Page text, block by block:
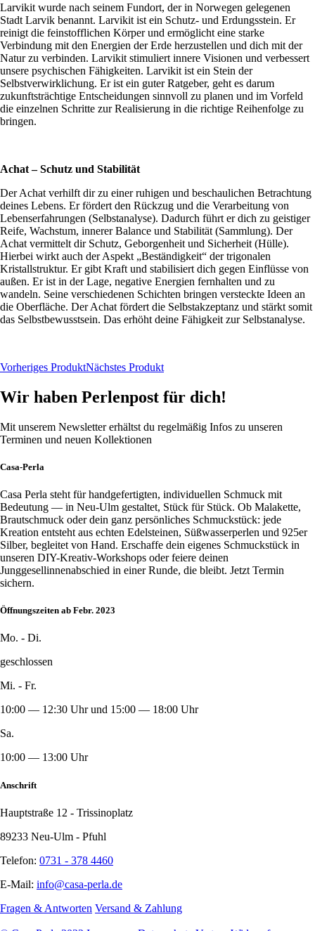
Larvikit wurde nach seinem Fundort, der in Norwegen gelegenen
Stadt Larvik benannt. Larvikit ist ein Schutz- und Erdungsstein. Er
reinigt die feinstofflichen Körper und ermöglicht eine starke
Verbindung mit den Energien der Erde herzustellen und dich mit der
Natur zu verbinden. Larvikit stimuliert innere Visionen und verbessert
unsere psychischen Fähigkeiten. Larvikit ist ein Stein der
Selbstverwirklichung. Er ist ein guter Ratgeber, geht es darum
zukunftsträchtige Entscheidungen sinnvoll zu planen und im Vorfeld
die einzelnen Schritte zur Realisierung in die richtige Reihenfolge zu
bringen.
Achat – Schutz und Stabilität
Der Achat verhilft dir zu einer ruhigen und beschaulichen Betrachtung
deines Lebens. Er fördert den Rückzug und die Verarbeitung von
Lebenserfahrungen (Selbstanalyse). Dadurch führt er dich zu geistiger
Reife, Wachstum, innererBalance und Stabilität (Sammlung). Der
Achat vermittelt dirSchutz, Geborgenheit und Sicherheit (Hülle).
Hierbei wirkt auch der Aspekt „Beständigkeit“ der trigonalen
Kristallstruktur. Er gibt Kraft und stabilisiert dich gegen Einflüsse von
außen. Er ist in der Lage, negative Energien fernhalten und zu
wandeln. Seine verschiedenen Schichten bringen versteckte Ideen an
die Oberfläche. Der Achat fördert die Selbstakzeptanz und stärkt somit
das Selbstbewusstsein. Das erhöht deine Fähigkeit zur Selbstanalyse.
Vorheriges ProduktNächstes Produkt
Wir haben Perlenpost für dich!
Mit unserem Newsletter erhältst du regelmäßig Infos zu unseren
Terminen und neuen Kollektionen
Casa-Perla
Casa Perla steht für handgefertigten, individuellen Schmuck mit
Bedeutung — in Neu-Ulm gestaltet, Stück für Stück. Ob Malakette,
Brautschmuck oder dein ganz persönliches Schmuckstück: jede
Kreation entsteht aus echten Edelsteinen, Süßwasserperlen und 925er
Silber, begleitet von Hand. Erschaffe dein eigenes Schmuckstück in
unseren DIY-Kreativ-Workshops oder feiere deinen
Junggesellinnenabschied in einer Runde, die bleibt. Jetzt Termin
sichern.
Öffnungszeiten ab Febr. 2023
Mo. - Di.
geschlossen
Mi. - Fr.
10:00 — 12:30 Uhr und 15:00 — 18:00 Uhr
Sa.
10:00 — 13:00 Uhr
Anschrift
Hauptstraße 12 - Trissinoplatz
89233 Neu-Ulm - Pfuhl
Telefon: 0731 - 378 4460
E-Mail: info@casa-perla.de
Fragen & Antworten Versand & Zahlung